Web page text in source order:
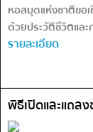
หอสมุดแห่งชาติขอ
ด้วยประวัติชีวิตแล
รายละเอียด
พิธีเปิดและแถล